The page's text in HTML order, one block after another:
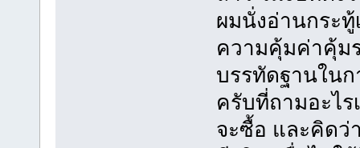
ผมนั่งอ่านกระทู้
ความคุ้มค่าคุ้ม
บรรทัดฐานใน
ครับที่ถามอะไ
จะซื้อ และคิดว่